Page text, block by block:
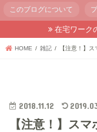
このブログについて
在宅ワーク
HOME 雑記 【注意！】
2018.11.12
【注意！】ス